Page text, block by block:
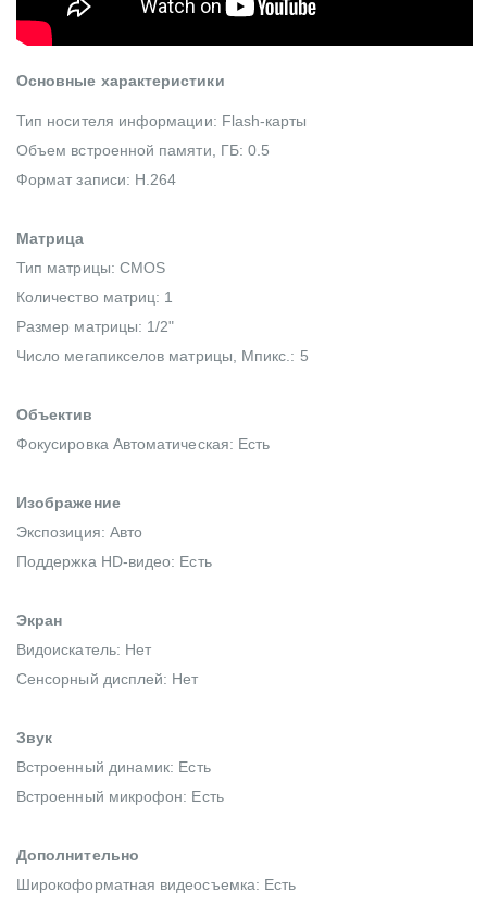
Основные характеристики
Тип носителя информации: Flash-карты
Объем встроенной памяти, ГБ: 0.5
Формат записи: H.264
Матрица
Тип матрицы: CMOS
Количество матриц: 1
Размер матрицы: 1/2"
Число мегапикселов матрицы, Мпикс.: 5
Объектив
Фокусировка Автоматическая: Есть
Изображение
Экспозиция: Авто
Поддержка HD-видео: Есть
Экран
Видоискатель: Нет
Сенсорный дисплей: Нет
Звук
Встроенный динамик: Есть
Встроенный микрофон: Есть
Дополнительно
Широкоформатная видеосъемка: Есть